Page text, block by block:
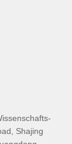
Shajing